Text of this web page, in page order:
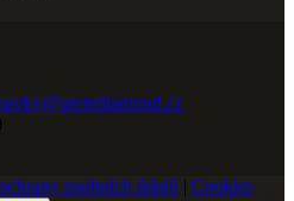
osobních údajů | Cookies